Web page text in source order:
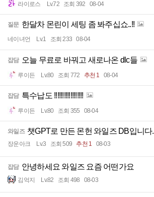
라이로스 Lv.72 조회 392 08-04
질문 한달차 몬린이 세팅 좀 봐주십쇼..!!
네이녀언 Lv.1 조회 233 08-04
잡담 오늘 무료로 바꿔고 새로나온 dlc들
루이든 Lv.80 조회 772 추천 1 08-04
잡담 특수납도 !!!!!!!!!!!!!!!!!!
루이든 Lv.80 조회 355 08-04
와일즈 챗GPT로 만든 몬헌 와일즈 DB입니다.
장운아크 Lv.3 조회 509 추천 1 08-03
잡담 안녕하세요 와일즈 요즘 어떤가요
김억지 Lv.82 조회 498 08-03